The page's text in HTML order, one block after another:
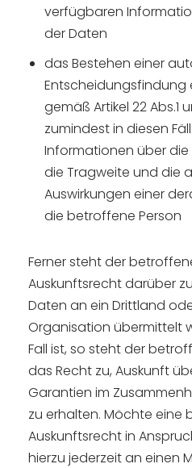
verfügbaren
der Daten
das Bestehen einer
Entscheidungsfindung
gemäß Artikel 22 Abs.1
zumindest in diesen
Informationen über die
die Tragweite und die
Auswirkungen einer
die betroffene Person
Ferner steht der
Auskunftsrecht darüber
Daten an ein Drittland
Organisation übermittelt
Fall ist, so steht der
das Recht zu, Auskunft
Garantien im
zu erhalten. Möchte eine
Auskunftsrecht in
hierzu jederzeit an einen